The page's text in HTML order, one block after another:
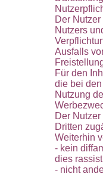
Der
Nutzers
Ausfalls
Für den
die bei
Nutzung
Der
Dritten
Weiterhin
- kein
dies
- nicht